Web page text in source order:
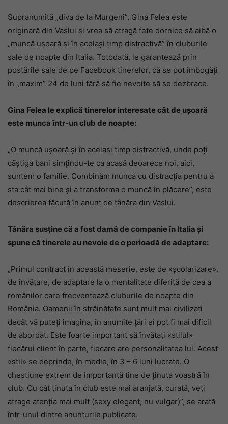
Supranumită „diva de la Murgeni”, Gina Felea este
originară din Vaslui și vrea să atragă fete dornice să aibă o
„muncă ușoară și în același timp distractivă” în cluburile
sale de noapte din Italia. Totodată, le garantează prin
postările sale de pe Facebook tinerelor, că se pot îmbogăți
în „maxim” 24 de luni fără să fie nevoite să se dezbrace.
Gina Felea le explică tinerelor interesate cât de ușoară
este munca într-un club de noapte:
„O muncă ușoară și în același timp distractivă, unde poți
câștiga bani simțindu-te ca acasă deoarece noi, aici,
suntem o familie. Combinăm munca cu distracția pentru a
sta cât mai bine și a transforma o muncă în plăcere”, este
descrierea făcută în anunț de tânăra din Vaslui.
Tânăra susține că a fost damă de companie în Italia și
spune că tinerele au nevoie de o perioadă de adaptare:
„Primul contract în această meserie, este de «școlarizare»,
de învățare, de adaptare la o mentalitate diferită de cea a
românilor care frecventează cluburile de noapte din
România. Oamenii în străinătate sunt mult mai civilizați
decât vă puteți imagina, în anumite țări ei pot fi mai dificil
de abordat. Este foarte important să învătați «stilul»
fiecărui client în parte, fiecare are personalitatea lui. Acest
«stil» se deprinde, în medie, în 3 – 6 luni lucrate. O
chestiune extrem de importantă tine de ținuta voastră în
club. Cu cât ținuta în club este mai aranjată, curată, veți
atrage atenția mai mult (sexy elegant, nu vulgar)”, se arată
într-unul dintre anunțurile publicate.